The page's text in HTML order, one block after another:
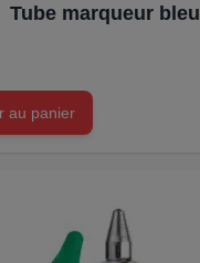
Tube marqueur bleu
au panier